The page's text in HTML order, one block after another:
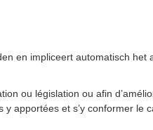
en impliceert automatisch het
ou législation ou afin
apportées et s’y conformer le